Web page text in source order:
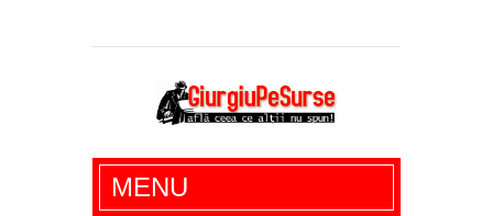
Giurgiu Pe Surse – actualitate giurgiu,
administratie giurgiu, stiri politice, social
MENU